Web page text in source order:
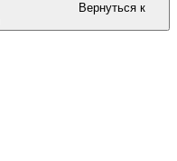
Вернуться к